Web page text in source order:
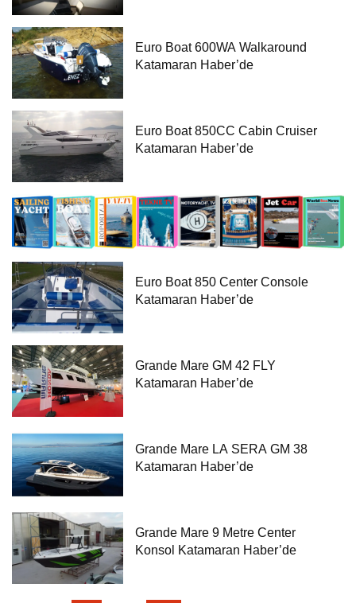
Euro Boat 600WA Walkaround
Katamaran Haber’de
Euro Boat 850CC Cabin Cruiser
Katamaran Haber’de
Euro Boat 850 Center Console
Katamaran Haber’de
Grande Mare GM 42 FLY
Katamaran Haber’de
Grande Mare LA SERA GM 38
Katamaran Haber’de
Grande Mare 9 Metre Center
Konsol Katamaran Haber’de